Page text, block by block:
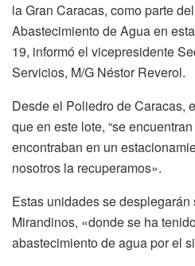
la Gran Caracas, como parte
Abastecimiento de Agua en
19, informó el vicepresidente
Servicios, M/G Néstor Reverol.
Desde el Poliedro de Caracas,
que en este lote, “se
encontraban en un
nosotros la recuperamos».
Estas unidades se
Mirandinos, «donde se ha
abastecimiento de agua por el